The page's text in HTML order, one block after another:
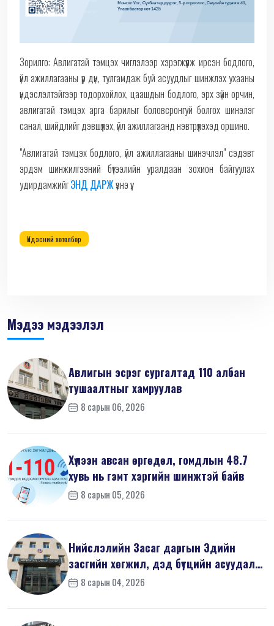
Зорилго: Авлигатай тэмцэх чиглэлээр хэрэгжүүлж ирсэн бодлого,
үйл ажиллагааны үр дүн, тулгамдаж буй асуудлыг шинжлэх ухааны
үндэслэлтэйгээр тодорхойлох, цаашдын бодлого, эрх зүйн орчин,
авлигатай тэмцэх арга барилыг боловсронгуй болгох шинэлэг
санал, шийдлийг дэвшүүлэх, үйл ажиллагаанд нэвтрүүлэхэд оршино.
"Авлигатай тэмцэх бодлого, үйл ажиллагааны шинэчлэл" сэдэвт
эрдэм шинжилгээний бүтээлийн уралдаан зохион байгуулах
удирдамжийгЭНД ДАРЖүзнэ үү.
Үндэсний хөтөлбөр
Мэдээ мэдээлэл
Авлигын эсрэг сургалтад 110 албан
тушаалтныг хамруулав
8 сарын 06, 2026
Хүлээн авсан өргөдөл, гомдлын 48.7
хувь нь гэмт хэргийн шинжтэй байв
8 сарын 05, 2026
Нийслэлийн Засаг даргын Эдийн
засгийн хөгжил, дэд бүтцийн асуудал
хари...
8 сарын 04, 2026